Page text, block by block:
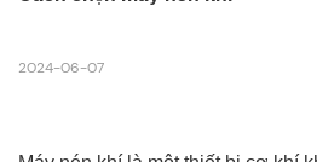
2024-06-07